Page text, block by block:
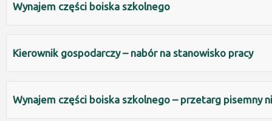
Wynajem części boiska szkolnego
Kierownik gospodarczy – nabór na stanowisko pracy
Wynajem części boiska szkolnego – przetarg pisemny